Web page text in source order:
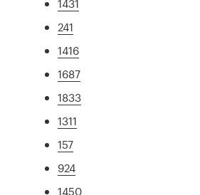
1431
241
1416
1687
1833
1311
157
924
1450